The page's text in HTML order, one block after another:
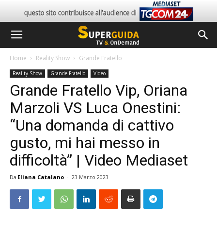
Home Reality Show Grande Fratello
Reality Show Grande Fratello Video
Grande Fratello Vip, Oriana
Marzoli VS Luca Onestini:
“Una domanda di cattivo
gusto, mi hai messo in
difficoltà” | Video Mediaset
Da Eliana Catalano - 23 Marzo 2023